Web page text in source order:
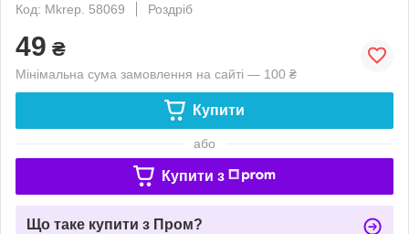
Код: Mkrep. 58069
Роздріб
49 ₴
Мінімальна сума замовлення на сайті — 100 ₴
Купити
або
Купити з
Що таке купити з Пром?